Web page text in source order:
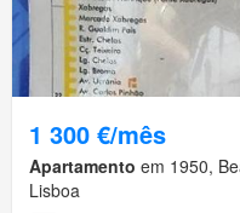
1 300 €/mês
Apartamento em 1950,
Lisboa